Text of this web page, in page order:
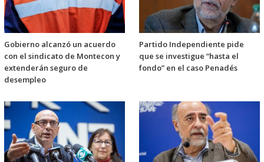
Gobierno alcanzó un acuerdo
con el sindicato de Montecon y
extenderán seguro de
desempleo
Partido Independiente pide
que se investigue “hasta el
fondo” en el caso Penadés